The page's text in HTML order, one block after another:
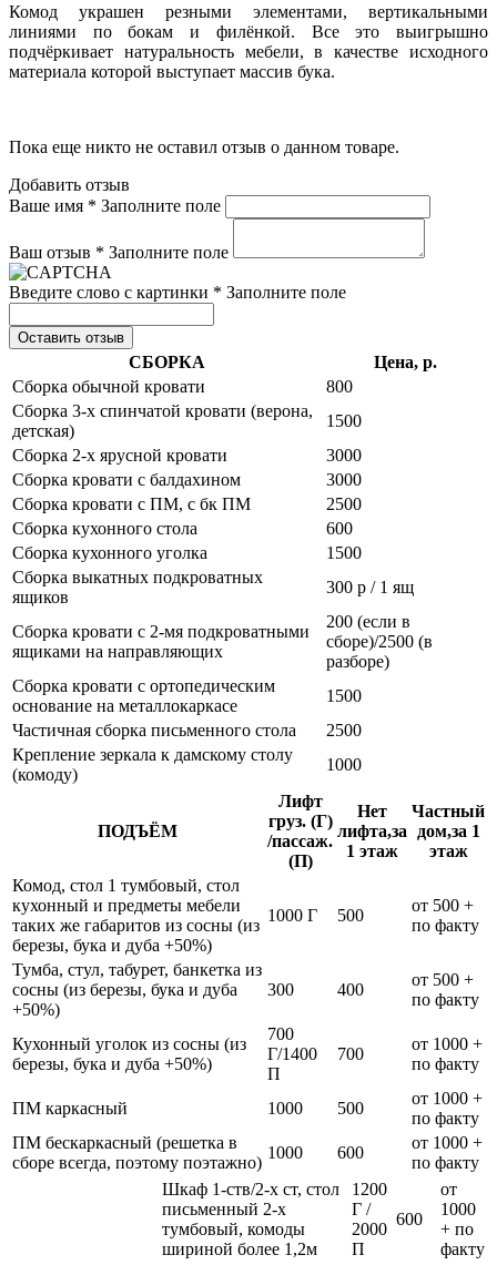
Комод украшен резными элементами, вертикальными
линиями по бокам и филёнкой. Все это выигрышно
подчёркивает натуральность мебели, в качестве исходного
материала которой выступает массив бука.
Пока еще никто не оставил отзыв о данном товаре.
Добавить отзыв
Ваше имя * Заполните поле
Ваш отзыв * Заполните поле
Введите слово с картинки * Заполните поле
Оставить отзыв
СБОРКА
Цена, р.
Сборка обычной кровати
800
Сборка 3-х спинчатой кровати (верона,
детская)
1500
Сборка 2-х ярусной кровати
3000
Сборка кровати с балдахином
3000
Сборка кровати с ПМ, с бк ПМ
2500
Сборка кухонного стола
600
Сборка кухонного уголка
1500
Сборка выкатных подкроватных
ящиков
300 р / 1 ящ
Сборка кровати с 2-мя подкроватными
ящиками на направляющих
200 (если в
сборе)/2500 (в
разборе)
Сборка кровати с ортопедическим
основание на металлокаркасе
1500
Частичная сборка письменного стола
2500
Крепление зеркала к дамскому столу
(комоду)
1000
ПОДЪЁМ
Лифт
груз. (Г)
/пассаж.
(П)
Нет
лифта,за
1 этаж
Частный
дом,за 1
этаж
Комод, стол 1 тумбовый, стол
кухонный и предметы мебели
таких же габаритов из сосны (из
березы, бука и дуба +50%)
1000 Г 500
от 500 +
по факту
Тумба, стул, табурет, банкетка из
сосны (из березы, бука и дуба
+50%)
300 400
от 500 +
по факту
Кухонный уголок из сосны (из
березы, бука и дуба +50%)
700
Г/1400
П
700
от 1000 +
по факту
ПМ каркасный 1000 500
от 1000 +
по факту
ПМ бескаркасный (решетка в
сборе всегда, поэтому поэтажно)
1000 600
от 1000 +
по факту
Шкаф 1-ств/2-х ст, стол
письменный 2-х
тумбовый, комоды
шириной более 1,2м
1200
Г /
2000
П
600
от
1000
+ по
факту